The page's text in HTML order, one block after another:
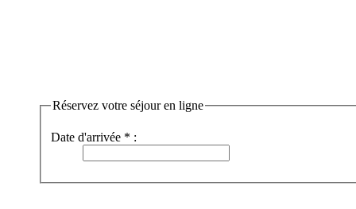
Réservez votre séjour en ligne
Date d'arrivée * :